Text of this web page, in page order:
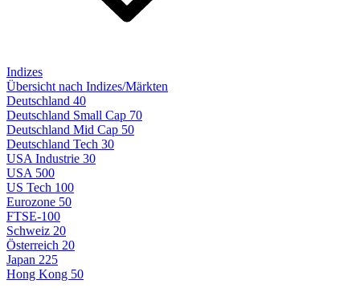
Indizes
Übersicht nach Indizes/Märkten
Deutschland 40
Deutschland Small Cap 70
Deutschland Mid Cap 50
Deutschland Tech 30
USA Industrie 30
USA 500
US Tech 100
Eurozone 50
FTSE-100
Schweiz 20
Österreich 20
Japan 225
Hong Kong 50